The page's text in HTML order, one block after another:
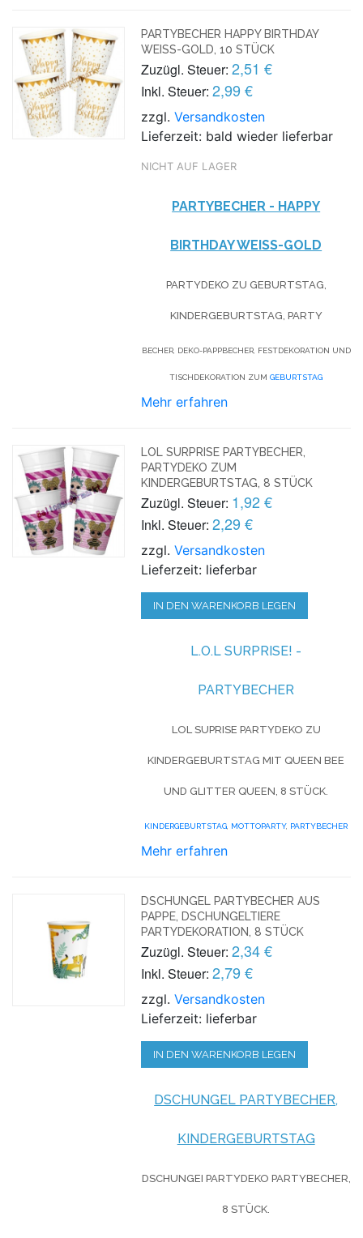
PARTYBECHER HAPPY BIRTHDAY
WEISS-GOLD, 10 STÜCK
Zuzügl. Steuer: 2,51 €
Inkl. Steuer: 2,99 €
zzgl.Versandkosten
Lieferzeit: bald wieder lieferbar
NICHT AUF LAGER
PARTYBECHER - HAPPY
BIRTHDAY WEISS-GOLD
PARTYDEKO ZU GEBURTSTAG,
KINDERGEBURTSTAG, PARTY
BECHER, DEKO-PAPPBECHER, FESTDEKORATION UND
TISCHDEKORATION ZUMGEBURTSTAG
Mehr erfahren
LOL SURPRISE PARTYBECHER,
PARTYDEKO ZUM
KINDERGEBURTSTAG, 8 STÜCK
Zuzügl. Steuer: 1,92 €
Inkl. Steuer: 2,29 €
zzgl.Versandkosten
Lieferzeit: lieferbar
IN DEN WARENKORB LEGEN
L.O.L SURPRISE! -
PARTYBECHER
LOL SUPRISE PARTYDEKO ZU
KINDERGEBURTSTAG MIT QUEEN BEE
UND GLITTER QUEEN, 8 STÜCK.
KINDERGEBURTSTAG MOTTOPARTY, PARTYBECHER
Mehr erfahren
DSCHUNGEL PARTYBECHER AUS
PAPPE, DSCHUNGELTIERE
PARTYDEKORATION, 8 STÜCK
Zuzügl. Steuer: 2,34 €
Inkl. Steuer: 2,79 €
zzgl.Versandkosten
Lieferzeit: lieferbar
IN DEN WARENKORB LEGEN
DSCHUNGEL PARTYBECHER,
KINDERGEBURTSTAG
DSCHUNGEI PARTYDEKO PARTYBECHER,
8 STÜCK.